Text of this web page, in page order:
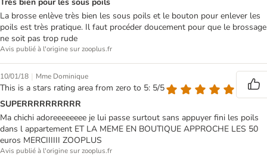
La brosse enlève très bien les sous poils et le bouton pour enlever les
poils est très pratique. Il faut procéder doucement pour que le brossage
ne soit pas trop rude
Avis publié à l'origine sur zooplus.fr
10/01/18 | Mme Dominique
This is a stars rating area from zero to 5: 5/5
SUPERRRRRRRRRR
Ma chichi adoreeeeeeee je lui passe surtout sans appuyer fini les poils
dans l appartement ET LA MEME EN BOUTIQUE APPROCHE LES 50
euros MERCIIIIII ZOOPLUS
Avis publié à l'origine sur zooplus.fr